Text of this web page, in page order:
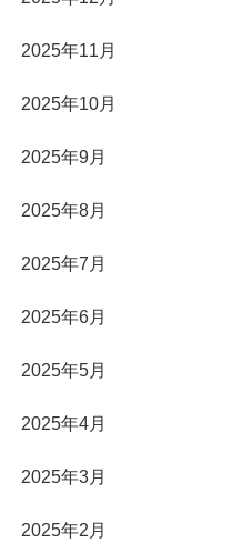
2025年11月
2025年10月
2025年9月
2025年8月
2025年7月
2025年6月
2025年5月
2025年4月
2025年3月
2025年2月